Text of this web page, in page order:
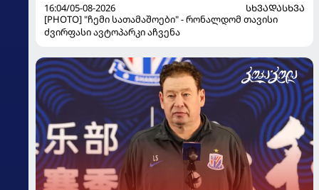
16:04/05-08-2026
ᲡᲮᲕᲐᲓᲐᲡᲮᲕᲐ
[PHOTO] "ჩემი სათამაშოები" - რონალდომ თავისი
ძვირფასი ავტოპარკი აჩვენა